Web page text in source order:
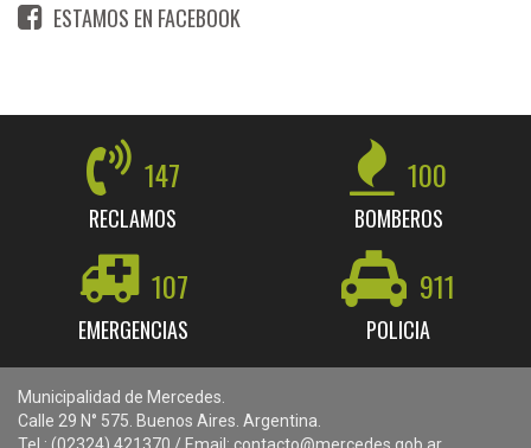
ESTAMOS EN FACEBOOK
147
RECLAMOS
100
BOMBEROS
107
EMERGENCIAS
911
POLICIA
Municipalidad de Mercedes.
Calle 29 N° 575. Buenos Aires. Argentina.
Tel.: (02324) 421370 / Email: contacto@mercedes.gob.ar